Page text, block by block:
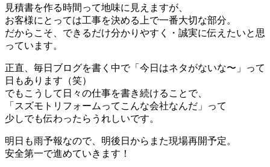
見積書を作る時間って地味に見えますが、
お客様にとっては工事を決める上で一番大切な部分。
だからこそ、できるだけ分かりやすく・誠実に伝えたいと思
っています。
正直、毎日ブログを書く中で「今日はネタがないな〜」って
日もあります（笑）
でもこうして日々の仕事を書き続けることで、
「スズモトリフォームってこんな会社なんだ」って
少しでも伝わったらうれしいです。
明日も雨予報なので、明後日からまた現場再開予定。
安全第一で進めていきます！